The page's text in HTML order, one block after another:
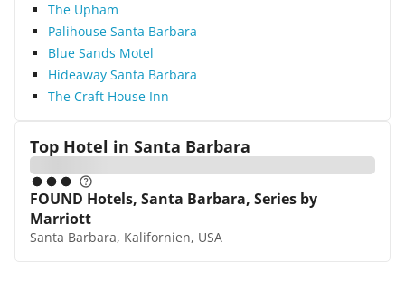
The Upham
Palihouse Santa Barbara
Blue Sands Motel
Hideaway Santa Barbara
The Craft House Inn
Top Hotel in Santa Barbara
FOUND Hotels, Santa Barbara, Series by
Marriott
Santa Barbara, Kalifornien, USA